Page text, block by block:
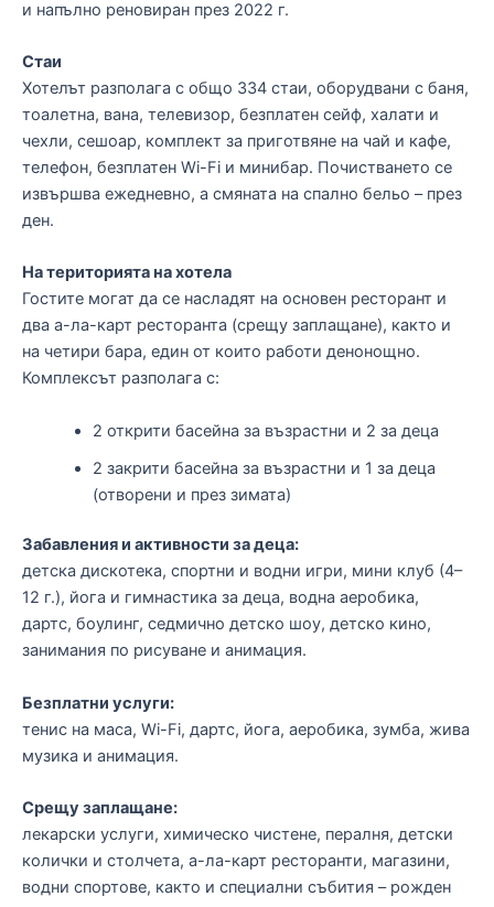
и напълно реновиран през 2022 г.
Стаи
Хотелът разполага с общо 334 стаи, оборудвани с баня,
тоалетна, вана, телевизор, безплатен сейф, халати и
чехли, сешоар, комплект за приготвяне на чай и кафе,
телефон, безплатен Wi-Fi и минибар. Почистването се
извършва ежедневно, а смяната на спално бельо – през
ден.
На територията на хотела
Гостите могат да се насладят на основен ресторант и
два а-ла-карт ресторанта (срещу заплащане), както и
на четири бара, един от които работи денонощно.
Комплексът разполага с:
2 открити басейна за възрастни и 2 за деца
2 закрити басейна за възрастни и 1 за деца
(отворени и през зимата)
Забавления и активности за деца:
детска дискотека, спортни и водни игри, мини клуб (4–
12 г.), йога и гимнастика за деца, водна аеробика,
дартс, боулинг, седмично детско шоу, детско кино,
занимания по рисуване и анимация.
Безплатни услуги:
тенис на маса, Wi-Fi, дартс, йога, аеробика, зумба, жива
музика и анимация.
Срещу заплащане:
лекарски услуги, химическо чистене, пералня, детски
колички и столчета, а-ла-карт ресторанти, магазини,
водни спортове, както и специални събития – рожден